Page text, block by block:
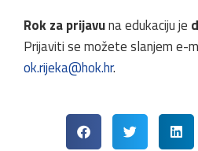
Rok za prijavuna edukaciju je
Prijaviti se možete slanjem e-
ok.rijeka@hok.hr.